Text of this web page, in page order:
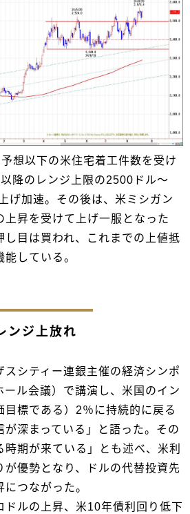
想以下の米住宅着工件数を受け
降のレンジ上限の2500ドル～
げ加速。その後は、米ミシガン
上昇を受けて上げ一服となった
し目は買われ、これまでの上値抵
している。
ンジ上放れ
スシティー連銀主催の経済シンポ
ール会議）で講演し、米国のイン
目標である）2％に持続的に戻る
深まっている」と語った。その
時期が来ている」とも述べ、米利
が優勢となり、ドルの代替投資先
つながった。
ドルの上昇、米10年債利回り低下